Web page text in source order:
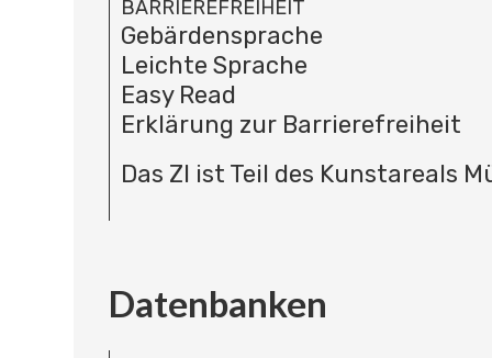
BARRIEREFREIHEIT
Gebärdensprache
Leichte Sprache
Easy Read
Erklärung zur Barrierefreiheit
Das ZI ist Teil des Kunstareals
Datenbanken